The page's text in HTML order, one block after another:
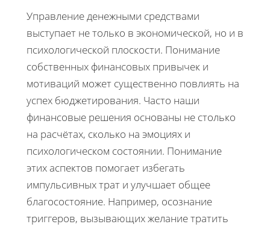
Управление денежными средствами
выступает не только в экономической, но и в
психологической плоскости. Понимание
собственных финансовых привычек и
мотиваций может существенно повлиять на
успех бюджетирования. Часто наши
финансовые решения основаны не столько
на расчётах, сколько на эмоциях и
психологическом состоянии. Понимание
этих аспектов помогает избегать
импульсивных трат и улучшает общее
благосостояние. Например, осознание
триггеров, вызывающих желание тратить